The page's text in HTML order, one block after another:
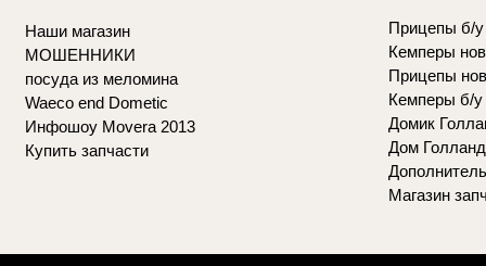
Наши магазин
МОШЕННИКИ
посуда из меломина
Waeco end Dometic
Инфошоу Movera 2013
Купить запчасти
Прицепы б/у
Кемперы
Прицепы
Кемперы б/у
Домик
Дом
Магазин